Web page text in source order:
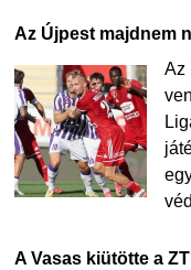
Az Újpest majdnem
Az
A Vasas kiütötte a